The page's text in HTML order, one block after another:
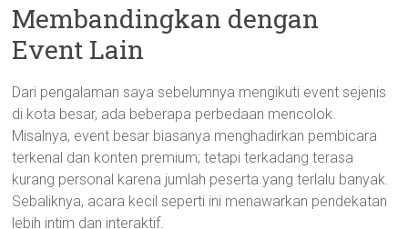
Membandingkan dengan
Event Lain
Dari pengalaman saya sebelumnya mengikuti event sejenis
di kota besar, ada beberapa perbedaan mencolok.
Misalnya, event besar biasanya menghadirkan pembicara
terkenal dan konten premium; tetapi terkadang terasa
kurang personal karena jumlah peserta yang terlalu banyak.
Sebaliknya, acara kecil seperti ini menawarkan pendekatan
lebih intim dan interaktif.